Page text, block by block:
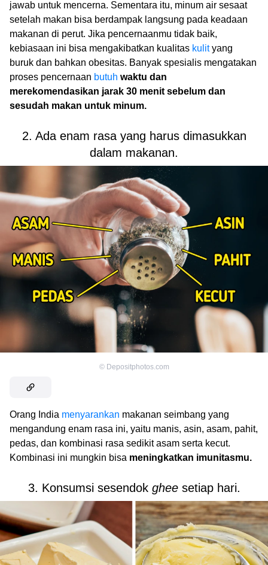
jawab untuk mencerna. Sementara itu, minum air sesaat
setelah makan bisa berdampak langsung pada keadaan
makanan di perut. Jika pencernaanmu tidak baik,
kebiasaan ini bisa mengakibatkan kualitas kulityang
buruk dan bahkan obesitas. Banyak spesialis mengatakan
proses pencernaan butuh waktu dan
merekomendasikan jarak 30 menit sebelum dan
sesudah makan untuk minum.
2. Ada enam rasa yang harus dimasukkan
dalam makanan.
© Depositphotos.com
Orang India menyarankan makanan seimbang yang
mengandung enam rasa ini, yaitu manis, asin, asam, pahit,
pedas, dan kombinasi rasa sedikit asam serta kecut.
Kombinasi ini mungkin bisa meningkatkan imunitasmu.
3. Konsumsi sesendok gheesetiap hari.